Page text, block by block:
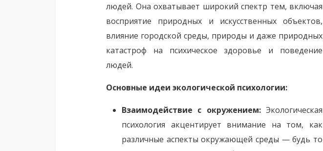
людей. Она охватывает широкий спектр тем, включая
восприятие природных и искусственных объектов,
влияние городской среды, природы и даже природных
катастроф на психическое здоровье и поведение
людей.
Основные идеи экологической психологии:
Взаимодействие с окружением:Экологическая
психология акцентирует внимание на том, как
различные аспекты окружающей среды — будь то